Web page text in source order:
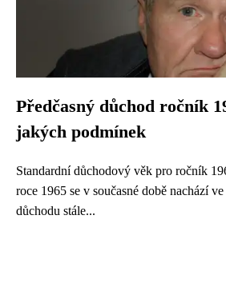
Předčasný důchod ročník
jakých podmínek
Standardní důchodový věk pro ročník
roce 1965 se v současné době nachází
důchodu stále...